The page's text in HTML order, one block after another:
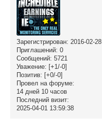
Зарегистрирован: 2016-02-28
Приглашений: 0
Сообщений: 5721
Уважение: [+1/-0]
Позитив: [+0/-0]
Провел на форуме:
14 дней 10 часов
Последний визит:
2025-04-01 13:59:38